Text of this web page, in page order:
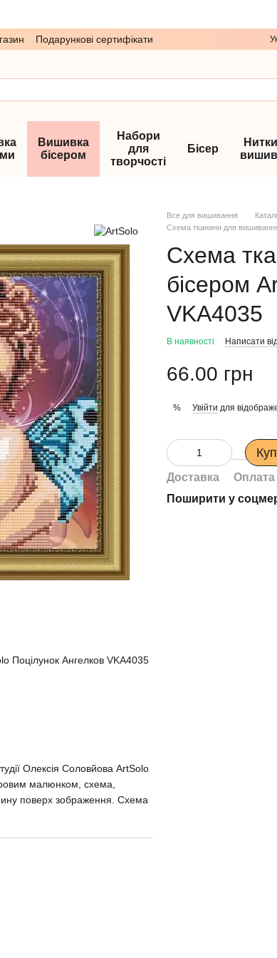
Подарункові сертифікати
Вишивка
бісером
Набори
для
творчості
Бісер
Поцілунок Ангелков VKA4035
Олексія Соловйова ArtSolo
малюнком, схема,
поверх зображення. Схема
Все для вишивання
Схема тканини для
Схема
бісером
VKA4035
В наявності Написати
66.00 грн
% Увійти для
Доставка Оплата
Поширити у